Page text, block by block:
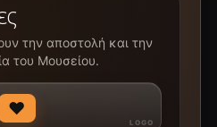
την αποστολή και την
του Μουσείου.
♥